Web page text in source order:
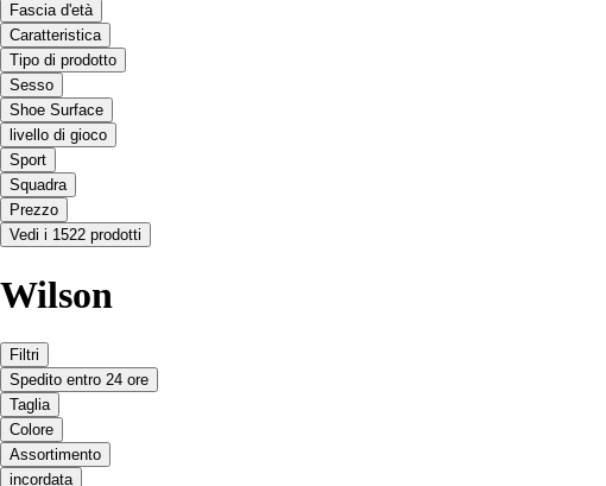
Fascia d'età
Caratteristica
Tipo di prodotto
Sesso
Shoe Surface
livello di gioco
Sport
Squadra
Prezzo
Vedi i 1522 prodotti
Wilson
Filtri
Spedito entro 24 ore
Taglia
Colore
Assortimento
incordata